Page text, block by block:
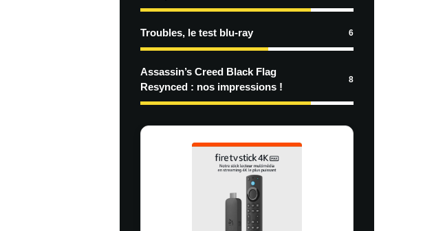
Troubles, le test blu-ray 6
Assassin’s Creed Black Flag
Resynced : nos impressions !
8